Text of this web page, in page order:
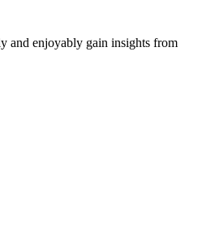
and enjoyably gain insights from